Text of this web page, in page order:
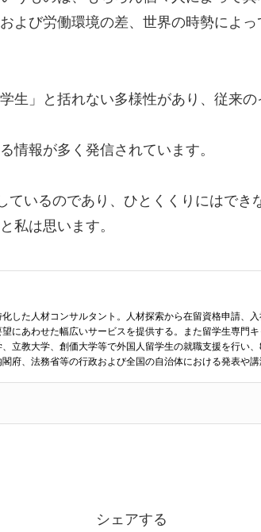
よび労働環境の差、世界の時勢によ
生」と括れない多様性があり、従来
情報が多く発信されています。
ているのであり、ひとくくりにはでき
私は思います。
した人材コンサルタント。人材探索から在留資格申請、
にあわせた幅広いサービスを提供する。また留学生専門
立教大学、創価大学等で外国人留学生の就職支援を行い
府、法務省等の行政および全国の自治体における発表や講
シェアする